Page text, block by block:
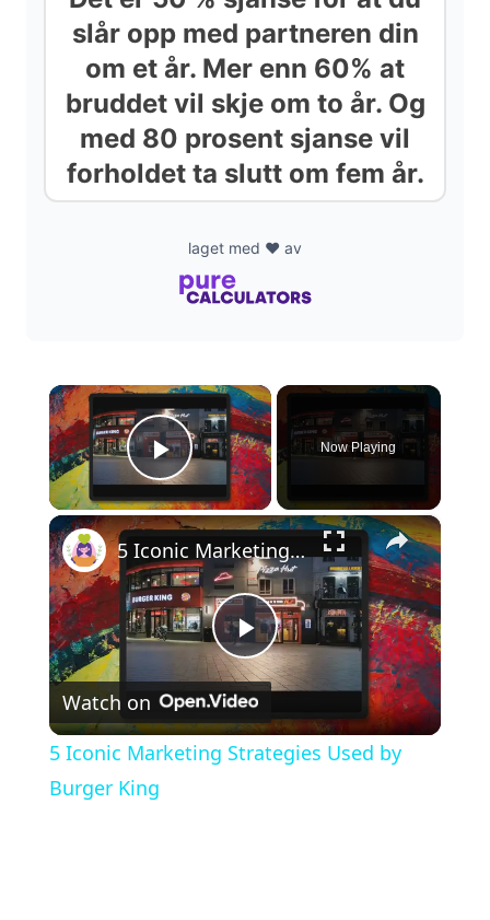
slår opp med partneren din
om et år. Mer enn 60% at
bruddet vil skje om to år. Og
med 80 prosent sjanse vil
forholdet ta slutt om fem år.
laget med ❤️ av
×
Play Video
Now Playing
×
P
l
5 Iconic Marketing Strategies Used by Burger King
Watch on
5 Iconic Marketing Strategies Used by
Burger King